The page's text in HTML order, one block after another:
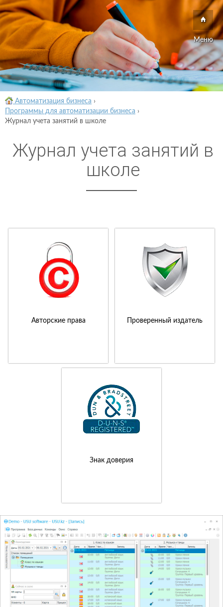
Меню
Автоматизация бизнеса ›
Программы для автоматизации бизнеса ›
Журнал учета занятий в школе
Журнал учета занятий в
школе
Авторские права Проверенный издатель
Знак доверия